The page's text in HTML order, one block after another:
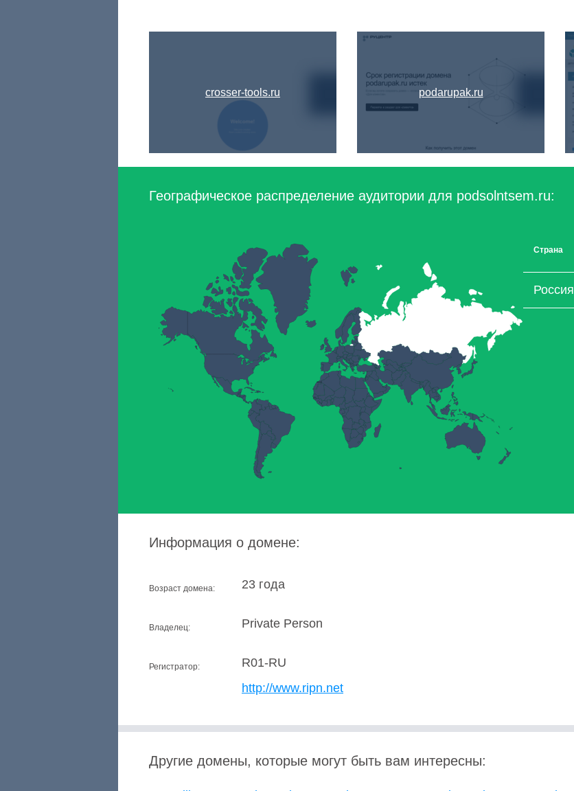
crosser-tools.ru podarupak.ru
Географическое распределение аудитории для podsolntsem.ru:
Страна
Россия
Информация о домене:
Возраст домена: 23 года
Владелец: Private Person
Регистратор:
R01-RU
http://www.ripn.net
Другие домены, которые могут быть вам интересны: